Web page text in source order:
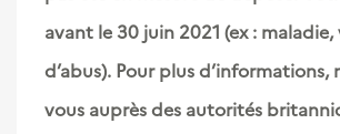
avant le 30 juin 2021 (ex :
d’abus). Pour plus d’informations,
vous auprès des autorités